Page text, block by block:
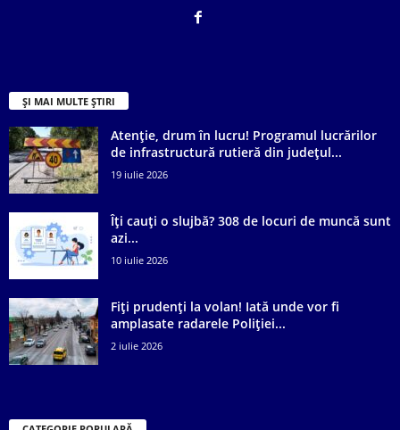
ȘI MAI MULTE ȘTIRI
Atenție, drum în lucru! Programul lucrărilor
de infrastructură rutieră din județul...
19 iulie 2026
Îți cauți o slujbă? 308 de locuri de muncă sunt
azi...
10 iulie 2026
Fiți prudenți la volan! Iată unde vor fi
amplasate radarele Poliției...
2 iulie 2026